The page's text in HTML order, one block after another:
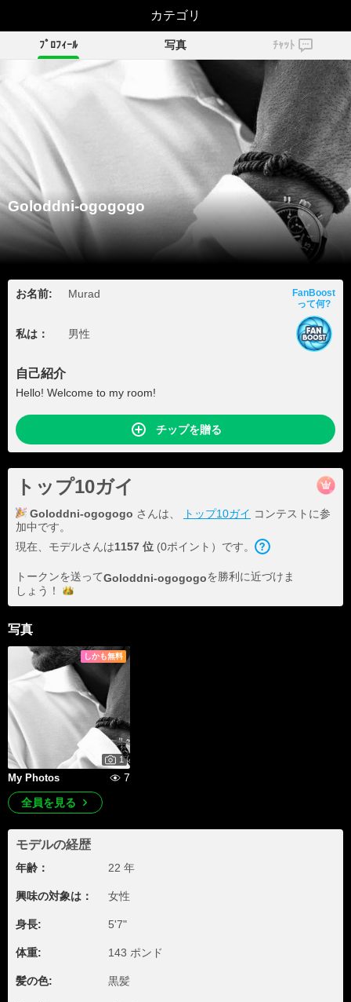
Goloddni-ogogogo
ﾌﾟﾛﾌｨｰﾙ 写真 ﾁｬｯﾄ
Goloddni-ogogogo
お名前: Murad
私は： 男性
FanBoost
って何?
自己紹介
Hello! Welcome to my room!
チップを贈る
トップ10ガイ
Goloddni-ogogogo さんは、 トップ10ガイ コンテストに参
加中です。
現在、モデルさんは1157 位 (0ポイント）です。
トークンを送ってGoloddni-ogogogoを勝利に近づけま
しょう！
写真
しかも無料
1
My Photos
7
全員を見る
モデルの経歴
年齢： 22 年
興味の対象は： 女性
身長: 5'7"
体重: 143 ポンド
髪の色: 黒髪
カテゴリ